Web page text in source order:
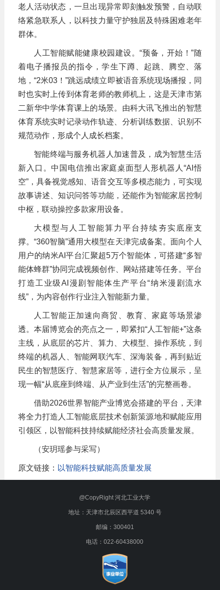
老人活动状态，一旦出现异常即刻触发预警，自动联
络紧急联系人，以科技力量守护独居及特殊困难老年
群体。
人工智能赋能健康校园建设。“预备，开始！”随
着电子播报员的指令，学生下蹲、起跳、腾空、落
地，“2米03！”跳远成绩立即被语音系统现场播报，同
时也实时上传到体育老师的教师机上，这是天津市第
二新华中学体育课上的场景。由科大讯飞推出的智慧
体育系统实时记录动作轨迹、分析训练数据、识别不
规范动作，形成个人成长档案。
智能终端与服务机器人加速普及，成为智慧生活
新入口。中国电信推出家庭桌面型人形机器人“AI悟
空”，具备视觉感知、语音交互等多模态能力，可实现
故事讲述、知识问答等功能，还能作为智能家居控制
中枢，联动操控多款家用设备。
大模型与人工智能算力平台持续夯实底座支
撑。“360智脑”通用大模型在天津完成备案。面向个人
用户的纳米AI平台汇聚超5万个智能体，可搭建“多智
能体蜂群”协同完成视频创作、网站搭建等任务。平台
打造工业级AI漫剧智能体生产平台“纳米漫剧流水
线”，为内容创作行业注入智能新力量。
人工智能正加速向商贸、教育、家庭等场景渗
透。本届博览会的亮点之一，即紧扣“人工智能+”这条
主线，从底层的芯片、算力、大模型、操作系统，到
终端的机器人、智能网联汽车、深海装备，再到贴近
民生的智慧医疗、智慧家居等，进行全方位展示，呈
现一幅“从底座到终端、从产业到生活”的完整画卷。
借助2026世界智能产业博览会搭建的平台，天津
将全力打造人工智能底层技术创新策源地和赋能应用
引领区，以智能科技持续赋能经济社会高质量发展。
（安玥瑶参与采写）
原文链接： 以智能科技赋能高质量发展
@CopyRight 河北工业大学
地址：天津市北辰区西平道 5340 号
邮编：300401
电话：022-60438000